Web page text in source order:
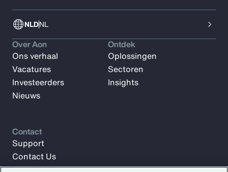
NLDNL
Over Aon
Ons verhaal
Vacatures
Investeerders
Nieuws
Ontdek
Oplossingen
Sectoren
Insights
Contact
Support
Contact Us